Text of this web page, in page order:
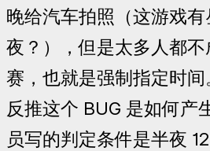
晚给汽车拍照（这游戏
夜？），但是太多人都
赛，也就是强制指定时
反推这个 BUG 是如何产
员写的判定条件是半夜